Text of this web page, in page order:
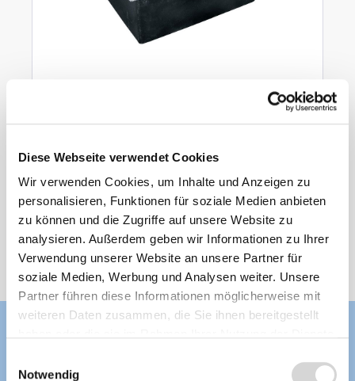
Diese Webseite verwendet Cookies
Wir verwenden Cookies, um Inhalte und Anzeigen zu
personalisieren, Funktionen für soziale Medien anbieten
zu können und die Zugriffe auf unsere Website zu
analysieren. Außerdem geben wir Informationen zu Ihrer
Verwendung unserer Website an unsere Partner für
soziale Medien, Werbung und Analysen weiter. Unsere
Partner führen diese Informationen möglicherweise mit
weiteren Daten zusammen, die Sie ihnen bereitgestellt
Notwendig
GFK-Becken eckig E2300 - XXL-Produkt
(Art.Nr.15071)
Fassung 2300 l,
(Länge x Breite x Tiefe): 240 x 200 x 60 cm
aus glasfaserverstärktem Polyester
Lieferzeit: 4 - 8 Werktage
1.999,00 €